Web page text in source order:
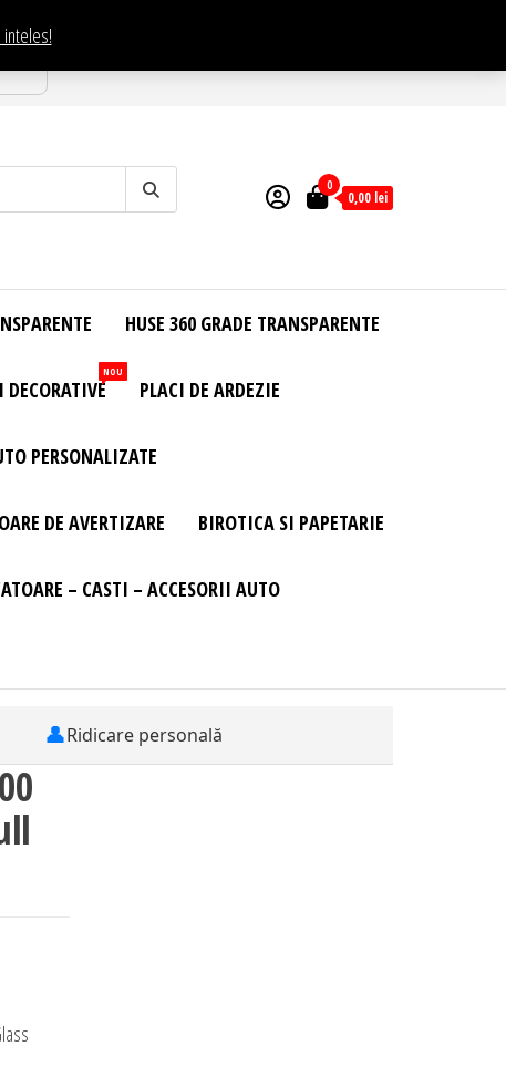
inteles!
0
0,00 lei
HUSE 360 GRADE TRANSPARENTE
DECORATIVE
NOU
PLACI DE ARDEZIE
PERSONALIZATE
DE AVERTIZARE BIROTICA SI PAPETARIE
– CASTI – ACCESORII AUTO
👤Ridicare personală